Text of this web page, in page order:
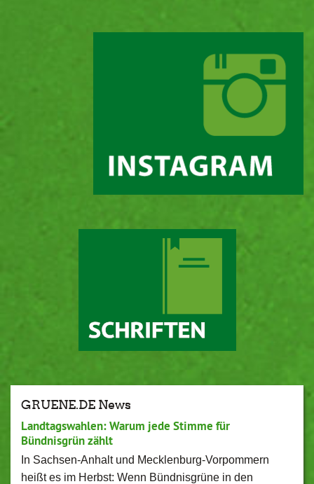
GRUENE.DE News
Landtagswahlen: Warum jede Stimme für
Bündnisgrün zählt
In Sachsen-Anhalt und Mecklenburg-Vorpommern
heißt es im Herbst: Wenn Bündnisgrüne in den